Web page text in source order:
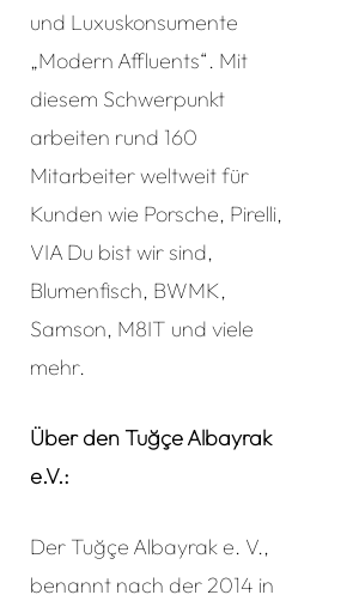
und Luxuskonsumente
„Modern Affluents“. Mit
diesem Schwerpunkt
arbeiten rund 160
Mitarbeiter weltweit für
Kunden wie Porsche, Pirelli,
VIA Du bist wir sind,
Blumenfisch, BWMK,
Samson, M8IT und viele
mehr.
Über den Tuğçe Albayrak
e.V.:
Der Tuğçe Albayrak e. V.,
benannt nach der 2014 in